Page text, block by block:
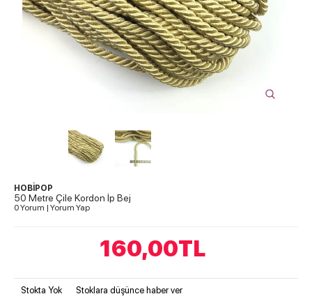
HOBİPOP
50 Metre Çile Kordon İp Bej
0 Yorum | Yorum Yap
160,00TL
Stokta Yok Stoklara düşünce haber ver